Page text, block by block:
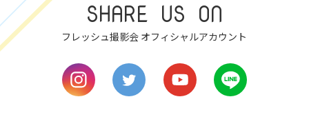
sun
mon
SHARE US ON
フレッシュ撮影会 オフィシャルアカウント